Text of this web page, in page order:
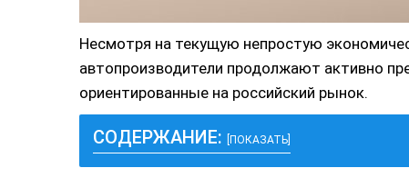
Несмотря на текущую непростую
автопроизводители продолжают активно
ориентированные на российский рынок.
СОДЕРЖАНИЕ: [ПОКАЗАТЬ]